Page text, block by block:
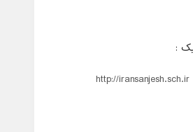
:
http://iransanjesh.sch.ir